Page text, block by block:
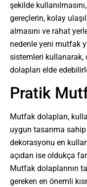
şekilde
gereçlerin, kolay
almasını ve rahat
nedenle yeni mutfak
sistemleri
dolapları elde
Pratik
Mutfak dolapları,
uygun tasarıma
dekorasyonu en
açıdan ise oldukça
Mutfak dolaplarının
gereken en önemli